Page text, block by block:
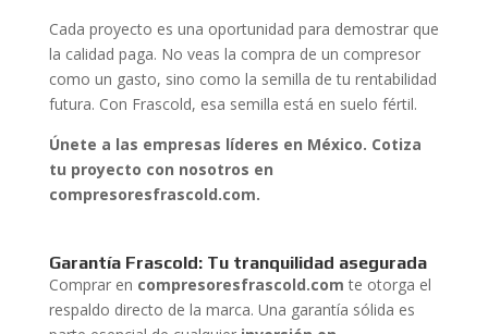
Cada proyecto es una oportunidad para demostrar que
la calidad paga. No veas la compra de un compresor
como un gasto, sino como la semilla de tu rentabilidad
futura. Con Frascold, esa semilla está en suelo fértil.
Únete a las empresas líderes en México. Cotiza
tu proyecto con nosotros en
compresoresfrascold.com.
Garantía Frascold: Tu tranquilidad asegurada
Comprar en compresoresfrascold.com te otorga el
respaldo directo de la marca. Una garantía sólida es